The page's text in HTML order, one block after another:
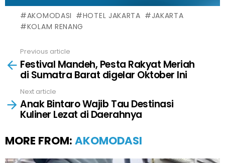
AKOMODASI HOTEL JAKARTA
JAKARTA
KOLAM RENANG
more
Previous article
Festival Mandeh, Pesta Rakyat Meriah
di Sumatra Barat digelar Oktober Ini
Next article
Anak Bintaro Wajib Tau Destinasi
Kuliner Lezat di Daerahnya
MORE FROM: AKOMODASI